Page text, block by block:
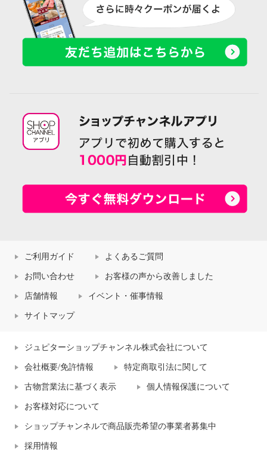
ご利用ガイド よくあるご質問
お問い合わせ お客様の声から改善しました
店舗情報 イベント・催事情報
サイトマップ
ジュピターショップチャンネル株式会社について
会社概要/免許情報 特定商取引法に関して
古物営業法に基づく表示 個人情報保護について
お客様対応について
ショップチャンネルで商品販売希望の事業者募集中
採用情報